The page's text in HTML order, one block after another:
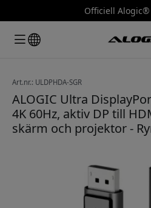
Officiell Alogic®
Art.nr.: ULDPHDA-SGR
ALOGIC Ultra
4K 60Hz, aktiv DP till
skärm och projektor -